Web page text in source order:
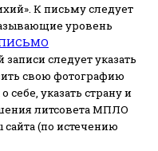
К письму следует
уровень
следует указать
свою фотографию
себе, указать страну и
литсовета МПЛО
сайта (по истечению